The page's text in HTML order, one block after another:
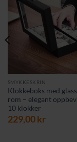
SMYKKESKRIN
Klokkeboks med
rom – elegant
10 klokker
229,00kr